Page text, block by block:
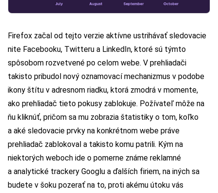
Firefox začal od tejto verzie aktívne ustrihávať sledovacie
nite Facebooku, Twitteru a LinkedIn, ktoré sú týmto
spôsobom rozvetvené po celom webe. V prehliadači
takisto pribudol nový oznamovací mechanizmus v podobe
ikony štítu v adresnom riadku, ktorá zmodrá v momente,
ako prehliadač tieto pokusy zablokuje. Požívateľ môže na
ňu kliknúť, pričom sa mu zobrazia štatistiky o tom, koľko
a aké sledovacie prvky na konkrétnom webe práve
prehliadač zablokoval a takisto komu patrili. Kým na
niektorých weboch ide o pomerne známe reklamné
a analytické trackery Googlu a ďalších firiem, na iných sa
budete v šoku pozerať na to, proti akému útoku vás